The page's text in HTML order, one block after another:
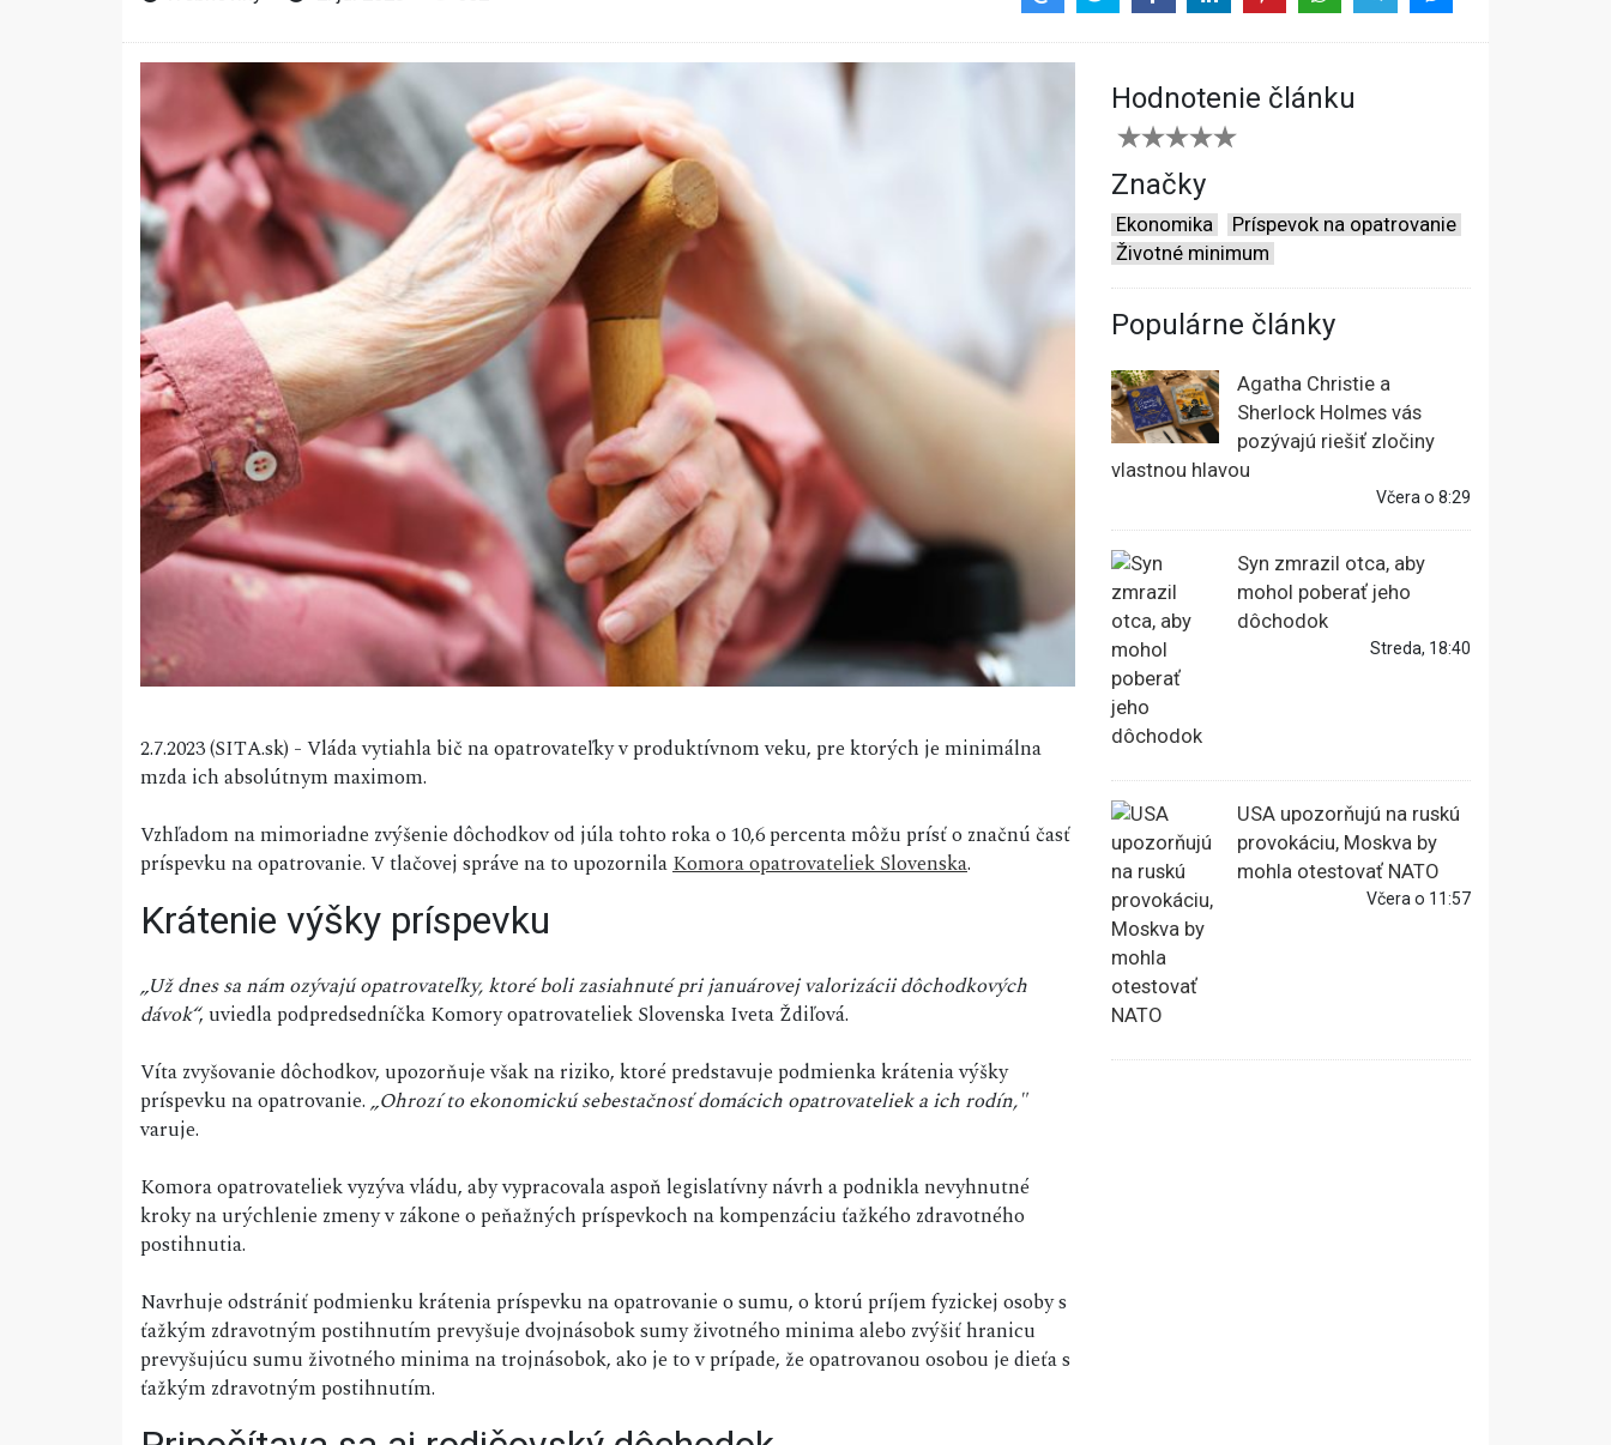
2.7.2023 (SITA.sk) - Vláda vytiahla bič na opatrovateľky v produktívnom veku, pre ktorých je minimálna
mzda ich absolútnym maximom.
Vzhľadom na mimoriadne zvýšenie dôchodkov od júla tohto roka o 10,6 percenta môžu prísť o značnú časť
príspevku na opatrovanie. V tlačovej správe na to upozornilaKomora opatrovateliek Slovenska.
Krátenie výšky príspevku
„Už dnes sa nám ozývajú opatrovateľky, ktoré boli zasiahnuté pri januárovej valorizácii dôchodkových
dávok“, uviedla podpredsedníčka Komory opatrovateliek Slovenska Iveta Ždiľová.
Víta zvyšovanie dôchodkov, upozorňuje však na riziko, ktoré predstavuje podmienka krátenia výšky
príspevku na opatrovanie.„Ohrozí to ekonomickú sebestačnosť domácich opatrovateliek a ich rodín,"
varuje.
Komora opatrovateliek vyzýva vládu, aby vypracovala aspoň legislatívny návrh a podnikla nevyhnutné
kroky na urýchlenie zmeny v zákone o peňažných príspevkoch na kompenzáciu ťažkého zdravotného
postihnutia.
Navrhuje odstrániť podmienku krátenia príspevku na opatrovanie o sumu, o ktorú príjem fyzickej osoby s
ťažkým zdravotným postihnutím prevyšuje dvojnásobok sumy životného minima alebo zvýšiť hranicu
prevyšujúcu sumu životného minima na trojnásobok, ako je to v prípade, že opatrovanou osobou je dieťa s
ťažkým zdravotným postihnutím.
Hodnotenie článku
Značky
Ekonomika
Príspevok na opatrovanie
Životné minimum
Populárne články
Agatha Christie a
Sherlock Holmes vás
pozývajú riešiť zločiny
vlastnou hlavou
Včera o 8:29
Syn zmrazil otca, aby
mohol poberať jeho
dôchodok
Streda, 18:40
USA upozorňujú na ruskú
provokáciu, Moskva by
mohla otestovať NATO
Včera o 11:57